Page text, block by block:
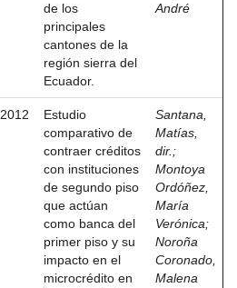
de los
principales
cantones de la
región sierra del
Ecuador.
André
2012
Estudio
comparativo de
contraer créditos
con instituciones
de segundo piso
que actúan
como banca del
primer piso y su
impacto en el
microcrédito en
Santana,
Matías,
dir. ;
Montoya
Ordóñez,
María
Verónica;
Noroña
Coronado,
Malena